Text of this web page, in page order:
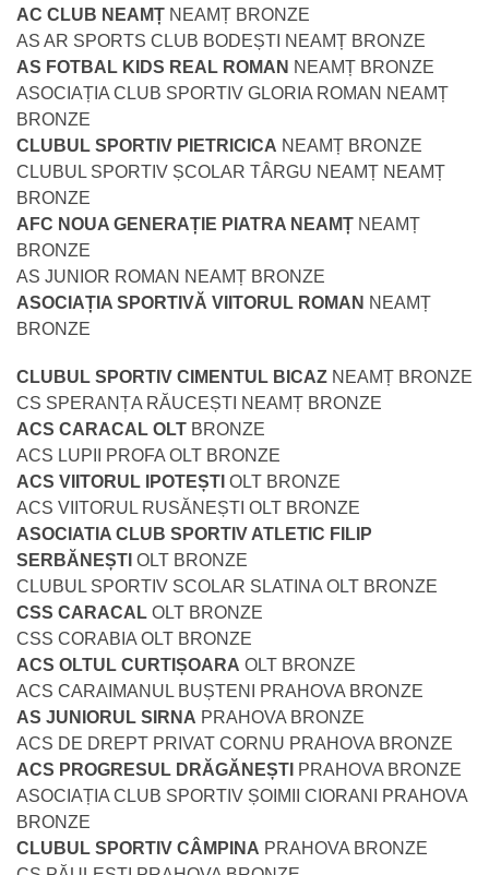
AC CLUB NEAMȚ NEAMȚ BRONZE
AS AR SPORTS CLUB BODEȘTI NEAMȚ BRONZE
AS FOTBAL KIDS REAL ROMAN NEAMȚ BRONZE
ASOCIAȚIA CLUB SPORTIV GLORIA ROMAN NEAMȚ
BRONZE
CLUBUL SPORTIV PIETRICICA NEAMȚ BRONZE
CLUBUL SPORTIV ȘCOLAR TÂRGU NEAMȚ NEAMȚ
BRONZE
AFC NOUA GENERAȚIE PIATRA NEAMȚ NEAMȚ
BRONZE
AS JUNIOR ROMAN NEAMȚ BRONZE
ASOCIAȚIA SPORTIVĂ VIITORUL ROMAN NEAMȚ
BRONZE
CLUBUL SPORTIV CIMENTUL BICAZ NEAMȚ BRONZE
CS SPERANȚA RĂUCEȘTI NEAMȚ BRONZE
ACS CARACAL OLT BRONZE
ACS LUPII PROFA OLT BRONZE
ACS VIITORUL IPOTEȘTI OLT BRONZE
ACS VIITORUL RUSĂNEȘTI OLT BRONZE
ASOCIATIA CLUB SPORTIV ATLETIC FILIP
SERBĂNEȘTI OLT BRONZE
CLUBUL SPORTIV SCOLAR SLATINA OLT BRONZE
CSS CARACAL OLT BRONZE
CSS CORABIA OLT BRONZE
ACS OLTUL CURTIȘOARA OLT BRONZE
ACS CARAIMANUL BUȘTENI PRAHOVA BRONZE
AS JUNIORUL SIRNA PRAHOVA BRONZE
ACS DE DREPT PRIVAT CORNU PRAHOVA BRONZE
ACS PROGRESUL DRĂGĂNEȘTI PRAHOVA BRONZE
ASOCIAȚIA CLUB SPORTIV ȘOIMII CIORANI PRAHOVA
BRONZE
CLUBUL SPORTIV CÂMPINA PRAHOVA BRONZE